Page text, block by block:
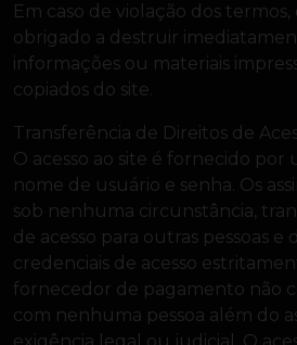
Em caso de violação dos termos,
obrigado a destruir
informações ou materiais
copiados do site.
Transferência de Direitos de
O acesso ao site é fornecido por
nome de usuário e senha. Os
sob nenhuma circunstância,
de acesso para outras pessoas
credenciais de acesso
fornecedor de pagamento não
com nenhuma pessoa além do